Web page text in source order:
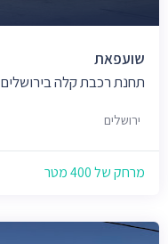
שועפאת
תחנת רכבת קלה בירושלים
ירושלים
מרחק של 400 מטר